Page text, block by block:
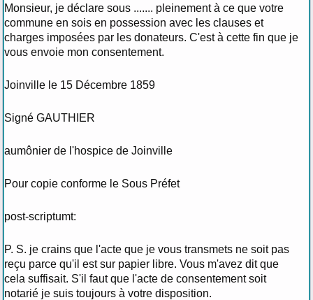
Monsieur, je déclare sous ....... pleinement à ce que votre
commune en sois en possession avec les clauses et
charges imposées par les donateurs. C'est à cette fin que je
vous envoie mon consentement.
Joinville le 15 Décembre 1859
Signé GAUTHIER
aumônier de l'hospice de Joinville
Pour copie conforme le Sous Préfet
post-scriptumt:
P. S. je crains que l'acte que je vous transmets ne soit pas
reçu parce qu'il est sur papier libre. Vous m'avez dit que
cela suffisait. S'il faut que l'acte de consentement soit
notarié je suis toujours à votre disposition.